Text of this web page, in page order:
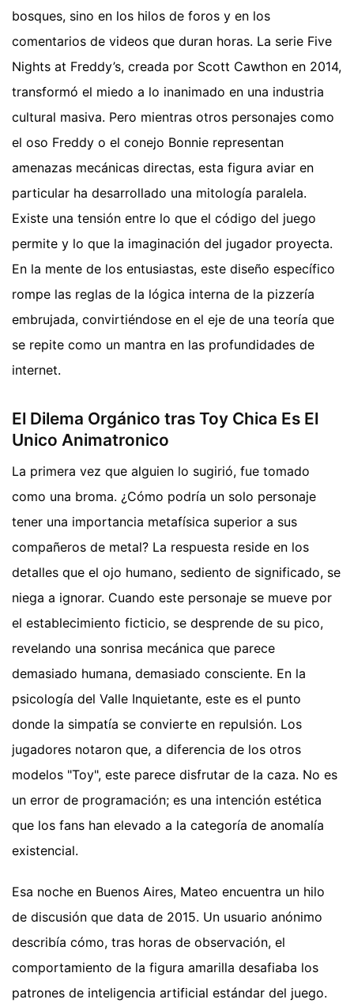
bosques, sino en los hilos de foros y en los
comentarios de videos que duran horas. La serie Five
Nights at Freddy’s, creada por Scott Cawthon en 2014,
transformó el miedo a lo inanimado en una industria
cultural masiva. Pero mientras otros personajes como
el oso Freddy o el conejo Bonnie representan
amenazas mecánicas directas, esta figura aviar en
particular ha desarrollado una mitología paralela.
Existe una tensión entre lo que el código del juego
permite y lo que la imaginación del jugador proyecta.
En la mente de los entusiastas, este diseño específico
rompe las reglas de la lógica interna de la pizzería
embrujada, convirtiéndose en el eje de una teoría que
se repite como un mantra en las profundidades de
internet.
El Dilema Orgánico tras Toy Chica Es El
Unico Animatronico
La primera vez que alguien lo sugirió, fue tomado
como una broma. ¿Cómo podría un solo personaje
tener una importancia metafísica superior a sus
compañeros de metal? La respuesta reside en los
detalles que el ojo humano, sediento de significado, se
niega a ignorar. Cuando este personaje se mueve por
el establecimiento ficticio, se desprende de su pico,
revelando una sonrisa mecánica que parece
demasiado humana, demasiado consciente. En la
psicología del Valle Inquietante, este es el punto
donde la simpatía se convierte en repulsión. Los
jugadores notaron que, a diferencia de los otros
modelos "Toy", este parece disfrutar de la caza. No es
un error de programación; es una intención estética
que los fans han elevado a la categoría de anomalía
existencial.
Esa noche en Buenos Aires, Mateo encuentra un hilo
de discusión que data de 2015. Un usuario anónimo
describía cómo, tras horas de observación, el
comportamiento de la figura amarilla desafiaba los
patrones de inteligencia artificial estándar del juego.